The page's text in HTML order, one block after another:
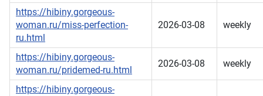
https://hibiny.gorgeous-
woman.ru/miss-perfection-
ru.html
2026-03-08 weekly
https://hibiny.gorgeous-
woman.ru/pridemed-ru.html
2026-03-08 weekly
https://hibiny.gorgeous-